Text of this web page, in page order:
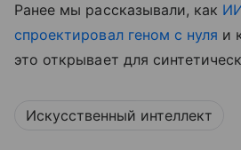
Ранее мы рассказывали, как
спроектировал геном с нуля и
это открывает для
Искусственный интеллект